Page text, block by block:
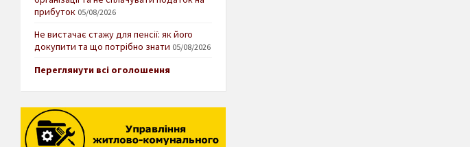
прибуток 05/08/2026
Не вистачає стажу для пенсії: як його
докупити та що потрібно знати 05/08/2026
Переглянути всі оголошення